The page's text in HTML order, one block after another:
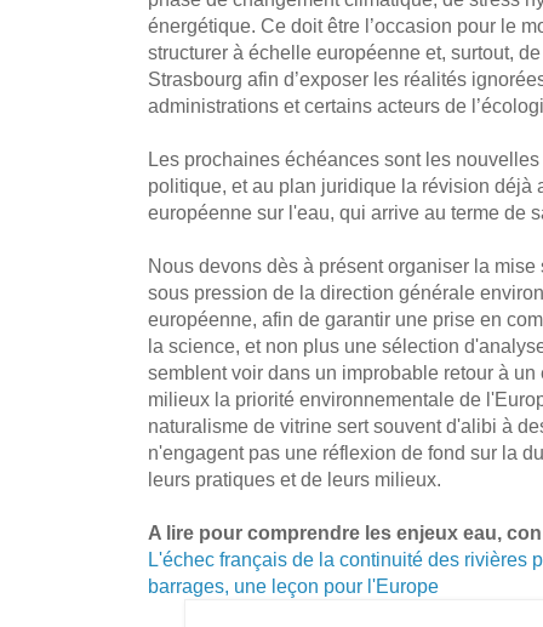
énergétique. Ce doit être l’occasion pour le
structurer à échelle européenne et, surtout,
Strasbourg afin d’exposer les réalités
administrations et certains acteurs de
Les prochaines échéances sont les
politique, et au plan juridique la révision déjà
européenne sur l'eau, qui arrive au terme de
Nous devons dès à présent organiser la
sous pression de la direction générale
européenne, afin de garantir une prise en
la science, et non plus une sélection
semblent voir dans un improbable retour à
milieux la priorité environnementale de
naturalisme de vitrine sert souvent d'alibi à
n'engagent pas une réflexion de fond sur la
leurs pratiques et de leurs milieux.
A lire pour comprendre les enjeux eau,
L'échec français de la continuité des rivières
barrages, une leçon pour l'Europe